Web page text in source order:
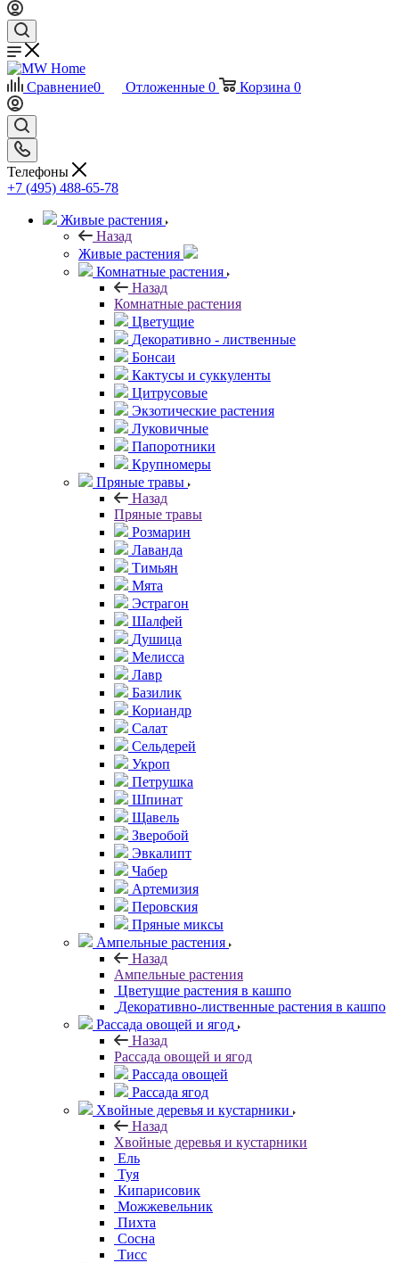
Сравнение0 Отложенные 0 Корзина 0
Телефоны
+7 (495) 488-65-78
Живые растения
Назад
Живые растения
Комнатные растения
Назад
Комнатные растения
Цветущие
Декоративно - лиственные
Бонсаи
Кактусы и суккуленты
Цитрусовые
Экзотические растения
Луковичные
Папоротники
Крупномеры
Пряные травы
Назад
Пряные травы
Розмарин
Лаванда
Тимьян
Мята
Эстрагон
Шалфей
Душица
Мелисса
Лавр
Базилик
Кориандр
Салат
Сельдерей
Укроп
Петрушка
Шпинат
Щавель
Зверобой
Эвкалипт
Чабер
Артемизия
Перовския
Пряные миксы
Ампельные растения
Назад
Ампельные растения
Цветущие растения в кашпо
Декоративно-лиственные растения в кашпо
Рассада овощей и ягод
Назад
Рассада овощей и ягод
Рассада овощей
Рассада ягод
Хвойные деревья и кустарники
Назад
Хвойные деревья и кустарники
Ель
Туя
Кипарисовик
Можжевельник
Пихта
Сосна
Тисc